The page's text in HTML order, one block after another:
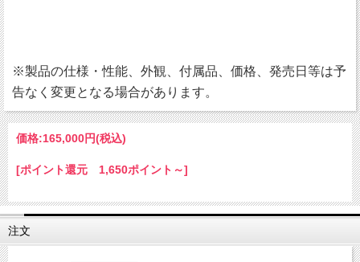
※製品の仕様・性能、外観、付属品、価格、発売日等は予
告なく変更となる場合があります。
価格:165,000円(税込)
[ポイント還元 1,650ポイント～]
注文